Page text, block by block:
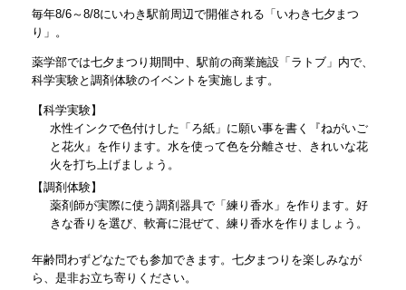
毎年8/6～8/8にいわき駅前周辺で開催される「いわき七夕まつ
り」。
薬学部では七夕まつり期間中、駅前の商業施設「ラトブ」内で、
科学実験と調剤体験のイベントを実施します。
【科学実験】
水性インクで色付けした「ろ紙」に願い事を書く『ねがいご
と花火』を作ります。水を使って色を分離させ、きれいな花
火を打ち上げましょう。
【調剤体験】
薬剤師が実際に使う調剤器具で「練り香水」を作ります。好
きな香りを選び、軟膏に混ぜて、練り香水を作りましょう。
年齢問わずどなたでも参加できます。七夕まつりを楽しみなが
ら、是非お立ち寄りください。